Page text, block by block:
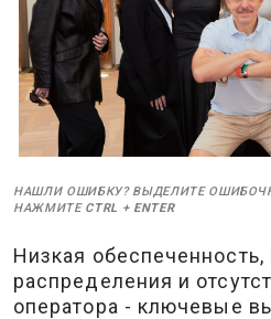
НАШЛИ ОШИБКУ? ВЫДЕЛИТЕ
НАЖМИТЕ CTRL + ENTER
Низкая
распределения и
оператора - ключевые